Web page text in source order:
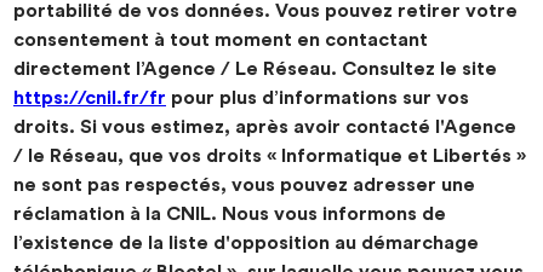
portabilité de vos données. Vous pouvez retirer votre
consentement à tout moment en contactant
directement l’Agence / Le Réseau. Consultez le site
https://cnil.fr/fr pour plus d’informations sur vos
droits. Si vous estimez, après avoir contacté l'Agence
/ le Réseau, que vos droits « Informatique et Libertés »
ne sont pas respectés, vous pouvez adresser une
réclamation à la CNIL. Nous vous informons de
l’existence de la liste d'opposition au démarchage